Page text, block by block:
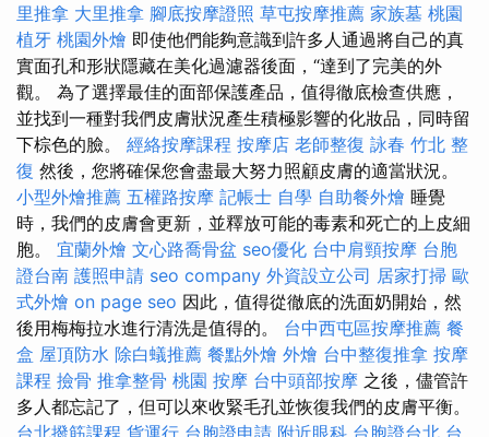
里推拿 大里推拿 腳底按摩證照 草屯按摩推薦 家族墓 桃園
植牙 桃園外燴 即使他們能夠意識到許多人通過將自己的真
實面孔和形狀隱藏在美化過濾器後面，“達到了完美的外
觀。 為了選擇最佳的面部保護產品，值得徹底檢查供應，
並找到一種對我們皮膚狀況產生積極影響的化妝品，同時留
下棕色的臉。 經絡按摩課程 按摩店 老師整復 詠春 竹北 整
復 然後，您將確保您會盡最大努力照顧皮膚的適當狀況。
小型外燴推薦 五權路按摩 記帳士 自學 自助餐外燴 睡覺
時，我們的皮膚會更新，並釋放可能的毒素和死亡的上皮細
胞。 宜蘭外燴 文心路喬骨盆 seo優化 台中肩頸按摩 台胞
證台南 護照申請 seo company 外資設立公司 居家打掃 歐
式外燴 on page seo 因此，值得從徹底的洗面奶開始，然
後用梅梅拉水進行清洗是值得的。 台中西屯區按摩推薦 餐
盒 屋頂防水 除白蟻推薦 餐點外燴 外燴 台中整復推拿 按摩
課程 撿骨 推拿整骨 桃園 按摩 台中頭部按摩 之後，儘管許
多人都忘記了，但可以來收緊毛孔並恢復我們的皮膚平衡。
台北撥筋課程 貨運行 台胞證申請 附近眼科 台胞證台北 台